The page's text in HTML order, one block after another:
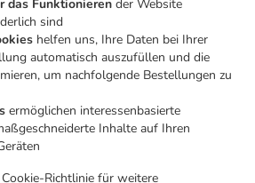
das Funktionieren der Website
sind
helfen uns, Ihre Daten bei Ihrer
automatisch auszufüllen und die
um nachfolgende Bestellungen zu
ermöglichen interessenbasierte
Inhalte auf Ihren
Cookie-Richtlinie für weitere
.
Groß Ammensleben
Pizza Lieferservice Niedere Börde
Niedere Börde Meitzendorf .
Pizza Lieferservice
. Pizza Lieferservice Niedere Börde Hohenwarsleben
Gersdorf
Pizza Lieferservice Niedere Börde
Rodensleben